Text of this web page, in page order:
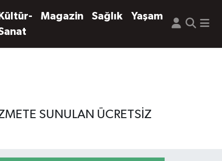
Kültür-
Magazin Sağlık Yaşam
SUNULAN ÜCRETSİZ